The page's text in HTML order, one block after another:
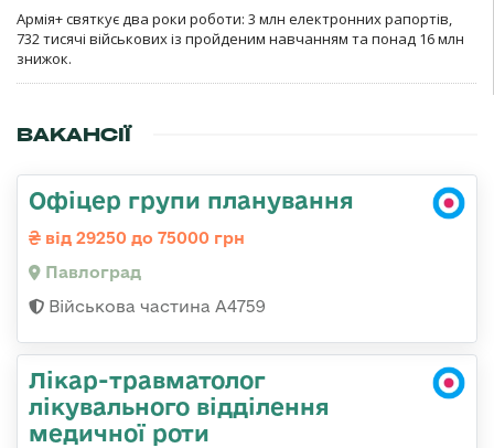
Армія+ святкує два роки роботи: 3 млн електронних рапортів,
732 тисячі військових із пройденим навчанням та понад 16 млн
знижок.
ВАКАНСІЇ
Офіцер групи планування
від 29250 до 75000 грн
Павлоград
Військова частина А4759
Лікар-травматолог
лікувального відділення
медичної роти